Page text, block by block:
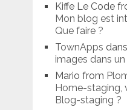
Kiffe Le Code
Mon blog est
Que faire ?
TownApps dans
images dans
Mario from
Home-staging,
Blog-staging ?